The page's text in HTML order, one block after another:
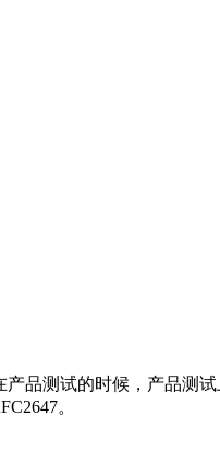
品测试的时候，产品测
。